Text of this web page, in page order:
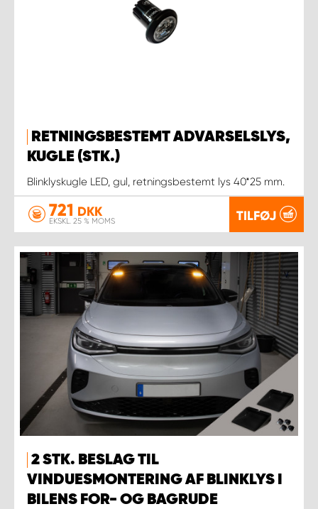
RETNINGSBESTEMT ADVARSELSLYS,
KUGLE (STK.)
Blinklyskugle LED, gul, retningsbestemt lys 40*25 mm.
721 DKK
EKSKL. 25 % MOMS TILFØJ
2 STK. BESLAG TIL
VINDUESMONTERING AF BLINKLYS I
BILENS FOR- OG BAGRUDE